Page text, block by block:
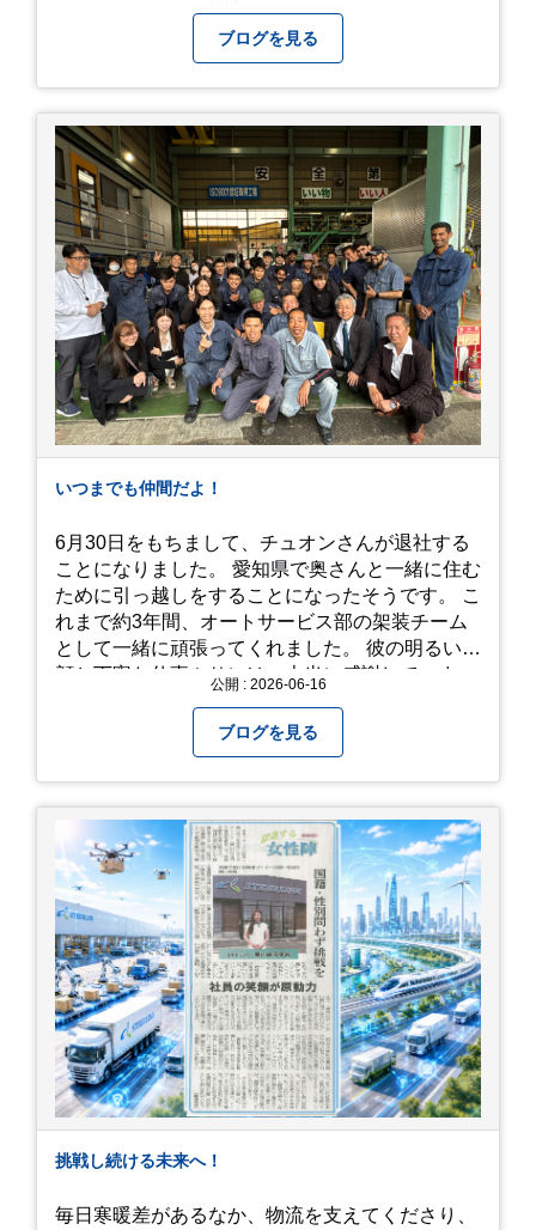
め尽くす「あじさい」 服部農園あじさい屋敷の魅
力は、なんといってもそのスケール感。約18,000
平方メートルの広大な敷地に、なんと250種類以
上・約20,000株ものアジサイが植えられていま
す。 山肌を埋め尽くすように咲き誇るブルー、ピ
ンク、紫のアジサイは圧巻の一言。 歩道が整備さ
れているので、アジサイの中に囲まれるような感
覚で散策を楽しめます。 写真好きにはたまらない
「フォトジェニック」な景色 あじさい屋敷は、ど
こを切り取っても絵になる場所ばかり。 高い場所
からの眺望: 敷地が高い位置にあるため、あじさ
い越しに広がる茂原の景色を一望できます。 小道
での撮影: アジサイの小道を歩いている後ろ姿
は、とても幻想的で素敵な写真になりますよ。 梅
雨の季節特有の「しっとりと濡れたアジサイ」も
素敵ですし、晴れた日の「キラキラした光を浴び
たアジサイ」も最高です。ぜひカメラを持って出
やすい靴で: 山の斜面を利用した農園ですので、
歩き慣れた靴で行くのが安心です。 雨対策: 雨上
がりは足元が少し滑りやすくなることがありま
す。タオルや雨具を用意しておくと安心ですね。
開花時期のチェック: その年の気候によって見頃
が少し前後します。出かける前に必ず公式情報や
SNSで見頃を確認しましょう！ おわりに 梅雨の
時期を「我慢する期間」から「お出かけを楽しむ
期間」に変えてくれる、そんな素敵な場所です。
いです！
ブログを見る
いつまでも仲間だよ！
6月30日をもちまして、チュオンさんが退社する
ことになりました。 愛知県で奥さんと一緒に住む
ために引っ越しをすることになったそうです。 こ
れまで約3年間、オートサービス部の架装チーム
として一緒に頑張ってくれました。 彼の明るい笑
顔と丁寧な仕事ぶりには、本当に感謝していま
撮影した記念写真を添付します。 チュオンさんの
今後のご活躍と新しいスタートを、みんなで応援
しましょう！ チュオンさん、今まで本当にありが
とうございました！
公開 : 2026-06-16
ブログを見る
挑戦し続ける未来へ！
毎日寒暖差があるなか、物流を支えてくださり、